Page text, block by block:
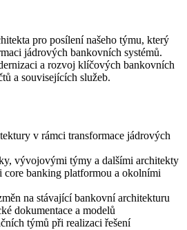
pro posílení našeho týmu, který
jádrových bankovních systémů.
a rozvoj klíčových bankovních
a souvisejících služeb.
v rámci transformace jádrových
vývojovými týmy a dalšími architekty
core banking platformou a okolními
na stávající bankovní architekturu
dokumentace a modelů
týmů při realizaci řešení